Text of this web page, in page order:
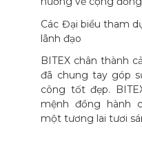
Các Đại biểu tham
lãnh đạo
BITEX chân thành
đã chung tay góp
công tốt đẹp.
mệnh đồng hành
một tương lai tươi